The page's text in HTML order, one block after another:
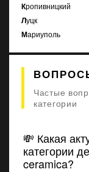
Кропивницкий
Луцк
Мариуполь
Частые
категории
💸 Какая
категории
ceramica?